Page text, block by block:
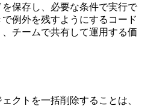
保存し、必要な条件で実行で
例外を残すようにするコード
チームで共有して運用する価
クトを一括削除することは、